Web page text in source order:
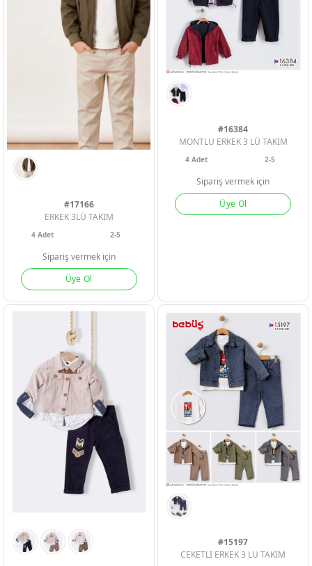
KIZ BEBEK
KIZ ÇOCUK
KIZ BEBEK
KIZ ÇOCUK
KIZ BEBEK
KIZ ÇOCUK
#17166
ERKEK 3LÜ TAKIM
4 Adet 2-5
Sipariş vermek için
Üye Ol
#16384
MONTLU ERKEK 3 LÜ TAKIM
4Adet 2-5
Sipariş vermek için
Üye Ol
#15197
CEKETLI ERKEK 3 LU TAKIM